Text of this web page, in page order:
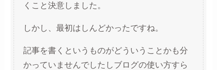
くこと決意しました。
しかし、最初はしんどかったですね。
記事を書くというものがどういうことかも分
かっていませんでしたしブログの使い方すら